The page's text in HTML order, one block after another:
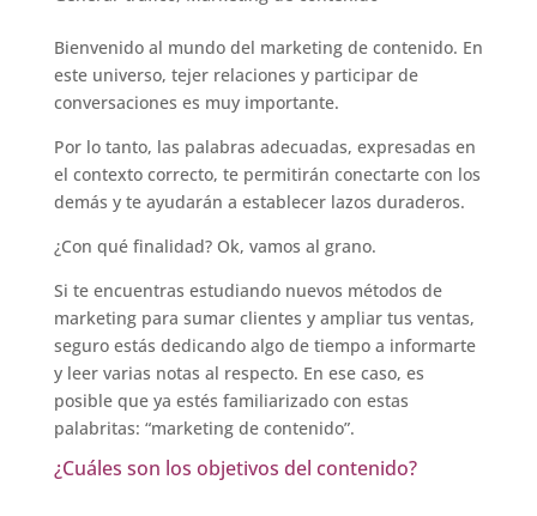
Bienvenido al mundo del marketing de contenido. En
este universo, tejer relaciones y participar de
conversaciones es muy importante.
Por lo tanto, las palabras adecuadas, expresadas en
el contexto correcto, te permitirán conectarte con los
demás y te ayudarán a establecer lazos duraderos.
¿Con qué finalidad? Ok, vamos al grano.
Si te encuentras estudiando nuevos métodos de
marketing para sumar clientes y ampliar tus ventas,
seguro estás dedicando algo de tiempo a informarte
y leer varias notas al respecto. En ese caso, es
posible que ya estés familiarizado con estas
palabritas: “marketing de contenido”.
¿Cuáles son los objetivos del contenido?